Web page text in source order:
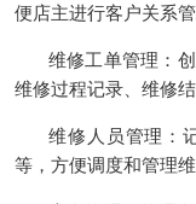
便店主进行客户关系管
维修工单管理：
维修过程记录、维修
维修人员管理：
等，方便调度和管理维